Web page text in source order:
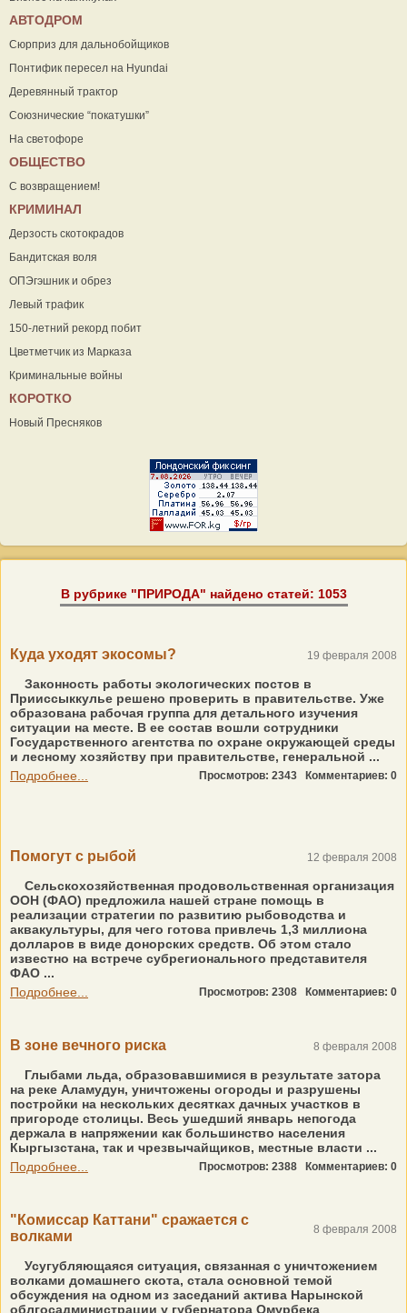
АВТОДРОМ
Сюрприз для дальнобойщиков
Понтифик пересел на Hyundai
Деревянный трактор
Союзнические “покатушки”
На светофоре
ОБЩЕСТВО
С возвращением!
КРИМИНАЛ
Дерзость скотокрадов
Бандитская воля
ОПЭгэшник и обрез
Левый трафик
150-летний рекорд побит
Цветметчик из Марказа
Криминальные войны
КОРОТКО
Новый Пресняков
В рубрике "ПРИРОДА" найдено статей: 1053
Куда уходят экосомы? 19 февраля 2008
Законность работы экологических постов в
Прииссыккулье решено проверить в правительстве. Уже
образована рабочая группа для детального изучения
ситуации на месте. В ее состав вошли сотрудники
Государственного агентства по охране окружающей среды
и лесному хозяйству при правительстве, генеральной ...
Подробнее...
Просмотров: 2343 Комментариев: 0
Помогут с рыбой 12 февраля 2008
Сельскохозяйственная продовольственная организация
ООН (ФАО) предложила нашей стране помощь в
реализации стратегии по развитию рыбоводства и
аквакультуры, для чего готова привлечь 1,3 миллиона
долларов в виде донорских средств. Об этом стало
известно на встрече субрегионального представителя
ФАО ...
Подробнее...
Просмотров: 2308 Комментариев: 0
В зоне вечного риска 8 февраля 2008
Глыбами льда, образовавшимися в результате затора
на реке Аламудун, уничтожены огороды и разрушены
постройки на нескольких десятках дачных участков в
пригороде столицы. Весь ушедший январь непогода
держала в напряжении как большинство населения
Кыргызстана, так и чрезвычайщиков, местные власти ...
Подробнее...
Просмотров: 2388 Комментариев: 0
"Комиссар Каттани" сражается с
волками
8 февраля 2008
Усугубляющаяся ситуация, связанная с уничтожением
волками домашнего скота, стала основной темой
обсуждения на одном из заседаний актива Нарынской
облгосадминистрации у губернатора Омурбека